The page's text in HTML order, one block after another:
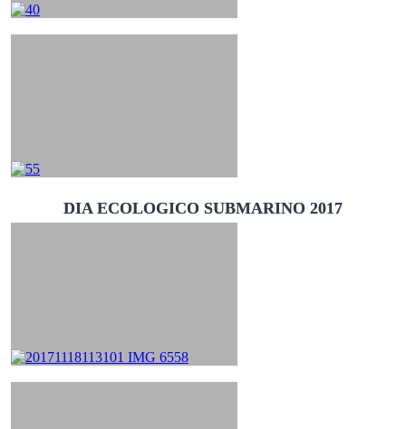
DIA ECOLOGICO SUBMARINO 2017